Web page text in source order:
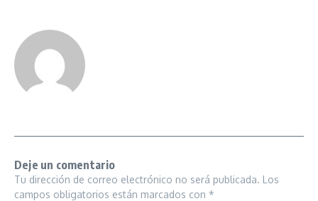
Deje un comentario
Tu dirección de correo electrónico no será publicada. Los
campos obligatorios están marcados con *